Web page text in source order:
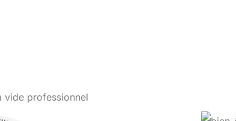
vide professionnel